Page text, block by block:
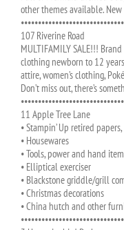
other themes available.
107 Riverine Road
MULTIFAMILY SALE!!!
clothing newborn to 12
attire, women’s clothing,
Don’t miss out, there’s
11 Apple Tree Lane
• Stampin’ Up retired
• Housewares
• Tools, power and hand
• Elliptical exerciser
• Blackstone griddle/grill
• Christmas decorations
• China hutch and other